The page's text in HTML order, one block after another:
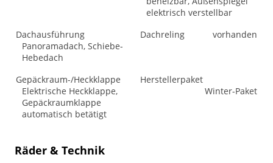
elektrisch verstellbar
Dachausführung
Panoramadach, Schiebe-
Hebedach
Dachreling vorhanden
Gepäckraum-/Heckklappe
Elektrische Heckklappe,
Gepäckraumklappe
automatisch betätigt
Herstellerpaket
Winter-Paket
Räder & Technik